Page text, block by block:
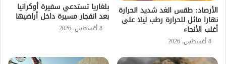
الأرصاد: طقس الغد شديد الحرارة
نهارا مائل للحرارة رطب ليلا على
أغلب الأنحاء
8 أغسطس، 2026
بلغاريا تستدعي سفيرة أوكرانيا
بعد انفجار مسيرة داخل أراضيها
8 أغسطس، 2026